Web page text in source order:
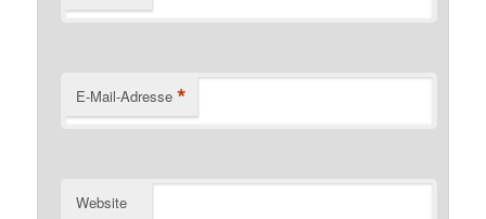
E-Mail-Adresse *
Website